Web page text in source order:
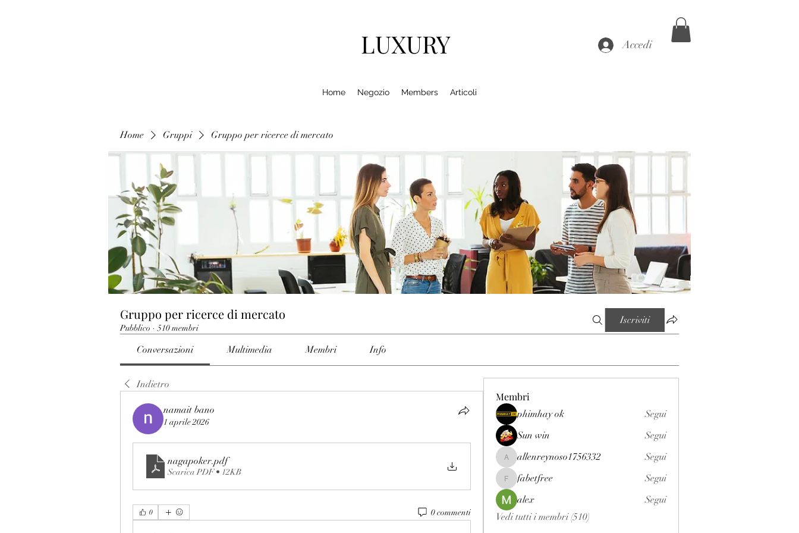
LUXURY Accedi
Home Negozio Members Articoli
Home Gruppi Gruppo per ricerce di mercato
Gruppo per ricerce di mercato
Pubblico · 510 membri
Iscriviti
Conversazioni Multimedia Membri Info
Indietro
namait bano
1 aprile 2026
nagapoker.pdf
Scarica PDF • 12KB
0 0 commenti
Membri
phimhay ok
Segui
Sun win
Segui
allenreynoso1756332
allenreynoso1756332 Segui
fabetfree
fabetfree
Segui
alex
Segui
Vedi tutti i membri (510)